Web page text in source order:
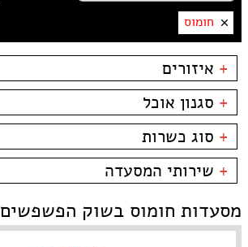
חומוס
+ איזורים
תל אביב
----
פלורנטין
טיילת תל אביב
צפון תל אביב
קרליבך
צהלה
שוק הפשפשים
+ סגנון אוכל
בשרים
דגים
פירות ים
צרפתי
סושי
אירועים
ביסטרו
בית קפה
בר מסעדה
גורמה
+ סוג כשרות
כשרות
כשר למהדרין
+ שירותי המסעדה
משלוחים
מסעדות חומוס בשוק הפשפשים